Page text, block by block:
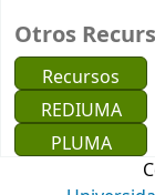
Otros
Recursos
REDIUMA
PLUMA